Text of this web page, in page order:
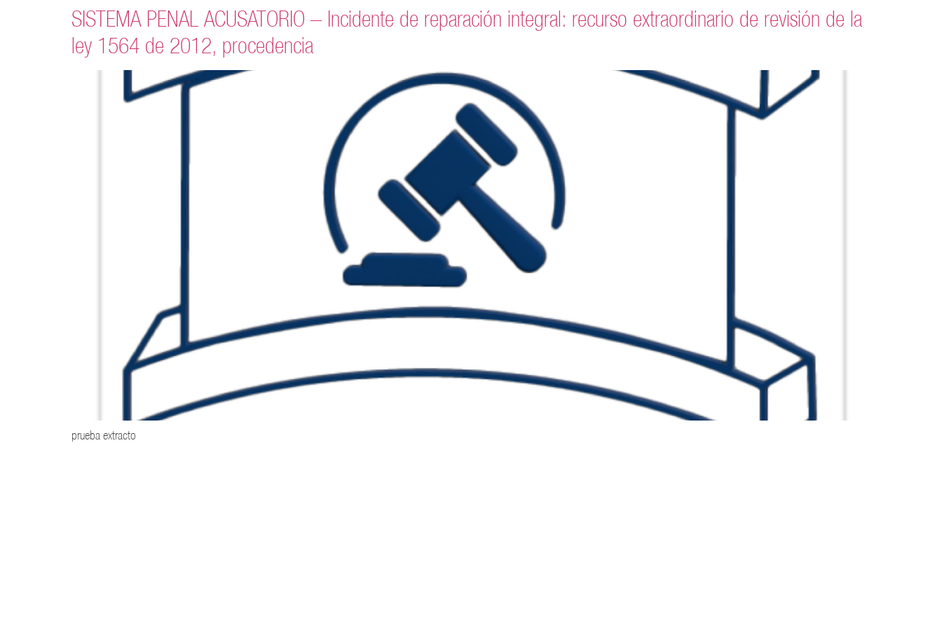
SISTEMA PENAL ACUSATORIO – Incidente de reparación integral: recurso extraordinario de revisión de la
ley 1564 de 2012, procedencia
prueba extracto